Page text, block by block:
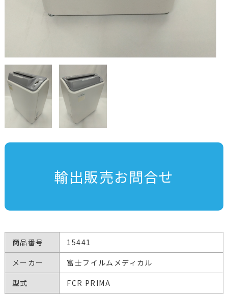
輸出販売お問合せ
商品番号
15441
メーカー
富士フイルムメディカル
型式
FCR PRIMA